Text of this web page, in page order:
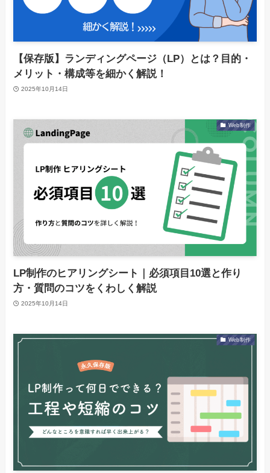
【保存版】ランディングページ（LP）とは？目的・
メリット・構成等を細かく解説！
2025年10月14日
Web制作
LP制作のヒアリングシート｜必須項目10選と作り
方・質問のコツをくわしく解説
2025年10月14日
Web制作